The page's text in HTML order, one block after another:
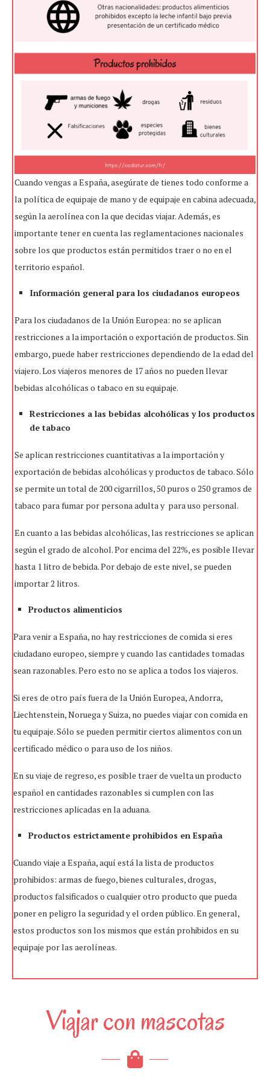
Cuando vengas a España, asegúrate de tienes todo conforme a
la política de equipaje de mano y de equipaje en cabina adecuada,
según la aerolínea con la que decidas viajar. Además, es
importante tener en cuenta las reglamentaciones nacionales
sobre los que productos están permitidos traer o no en el
territorio español.
Información general para los ciudadanos europeos
Para los ciudadanos de la Unión Europea: no se aplican
restricciones a la importación o exportación de productos. Sin
embargo, puede haber restricciones dependiendo de la edad del
viajero. Los viajeros menores de 17 años no pueden llevar
bebidas alcohólicas o tabaco en su equipaje.
Restricciones a las bebidas alcohólicas y los productos
de tabaco
Se aplican restricciones cuantitativas a la importación y
exportación de bebidas alcohólicas y productos de tabaco. Sólo
se permite un total de 200 cigarrillos, 50 puros o 250 gramos de
tabaco para fumar por persona adulta y para uso personal.
En cuanto a las bebidas alcohólicas, las restricciones se aplican
según el grado de alcohol. Por encima del 22%, es posible llevar
hasta 1 litro de bebida. Por debajo de este nivel, se pueden
importar 2 litros.
Productos alimenticios
Para venir a España, no hay restricciones de comida si eres
ciudadano europeo, siempre y cuando las cantidades tomadas
sean razonables. Pero esto no se aplica a todos los viajeros.
Si eres de otro país fuera de la Unión Europea, Andorra,
Liechtenstein, Noruega y Suiza, no puedes viajar con comida en
tu equipaje. Sólo se pueden permitir ciertos alimentos con un
certificado médico o para uso de los niños.
En su viaje de regreso, es posible traer de vuelta un producto
español en cantidades razonables si cumplen con las
restricciones aplicadas en la aduana.
Productos estrictamente prohibidos en España
Cuando viaje a España, aquí está la lista de productos
prohibidos: armas de fuego, bienes culturales, drogas,
productos falsificados o cualquier otro producto que pueda
poner en peligro la seguridad y el orden público. En general,
estos productos son los mismos que están prohibidos en su
equipaje por las aerolíneas.
Viajar con mascotas